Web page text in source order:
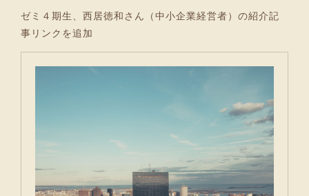
ゼミ４期生、西居徳和さん（中小企業経営者）の紹介記
事リンクを追加